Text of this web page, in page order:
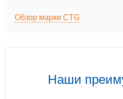
Обзор марки CTG
Наши